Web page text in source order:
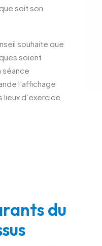
soit son
souhaite que
soient
séance
l’affichage
lieux d’exercice
du